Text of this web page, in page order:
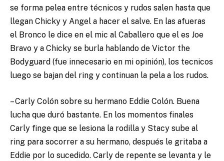
se forma pelea entre técnicos y rudos salen hasta que
llegan Chicky y Angel a hacer el salve. En las afueras
el Bronco le dice en el mic al Caballero que el es Joe
Bravo y a Chicky se burla hablando de Victor the
Bodyguard (fue innecesario en mi opinión), los tecnicos
luego se bajan del ring y continuan la pela a los rudos.
– Carly Colón sobre su hermano Eddie Colón. Buena
lucha que duró bastante. En los momentos finales
Carly finge que se lesiona la rodilla y Stacy sube al
ring para socorrer a su hermano, después le gritaba a
Eddie por lo sucedido. Carly de repente se levanta y le